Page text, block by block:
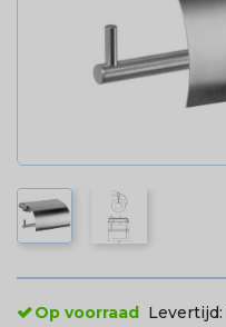
Op voorraad Levertijd: